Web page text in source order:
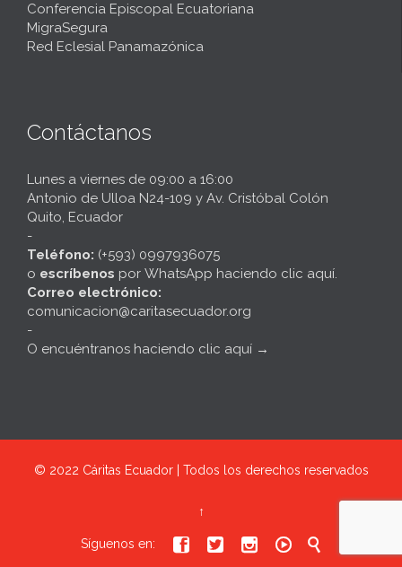
Conferencia Episcopal Ecuatoriana
MigraSegura
Red Eclesial Panamazónica
Contáctanos
Lunes a viernes de 09:00 a 16:00
Antonio de Ulloa N24-109 y Av. Cristóbal Colón
Quito, Ecuador
-
Teléfono: (+593) 0997936075
o escríbenos por WhatsApp haciendo clic aquí.
Correo electrónico:
comunicacion@caritasecuador.org
-
O encuéntranos haciendo clic aquí →
© 2022 Cáritas Ecuador | Todos los derechos reservados
↑
Síguenos en:     